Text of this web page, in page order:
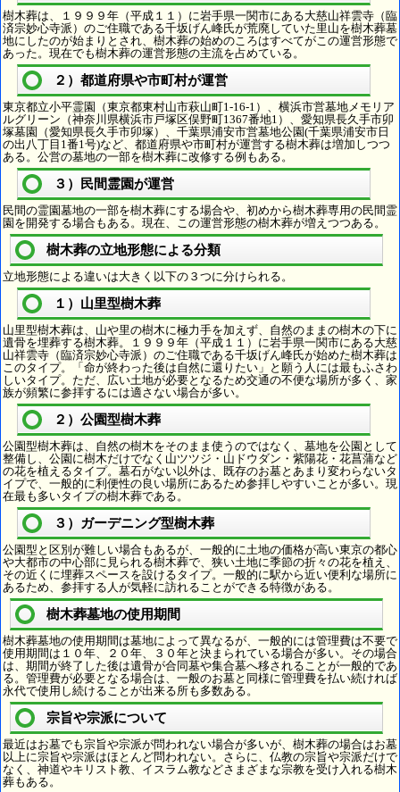
樹木葬は、１９９９年（平成１１）に岩手県一関市にある大慈山祥雲寺（臨
済宗妙心寺派）のご住職である千坂げん峰氏が荒廃していた里山を樹木葬墓
地にしたのが始まりとされ、樹木葬の始めのころはすべてがこの運営形態で
あった。現在でも樹木葬の運営形態の主流を占めている。
２）都道府県や市町村が運営
東京都立小平霊園（東京都東村山市萩山町1-16-1）、横浜市営墓地メモリア
ルグリーン（神奈川県横浜市戸塚区俣野町1367番地1）、愛知県長久手市卯
塚墓園（愛知県長久手市卯塚）、千葉県浦安市営墓地公園(千葉県浦安市日
の出八丁目1番1号)など、都道府県や市町村が運営する樹木葬は増加しつつ
ある。公営の墓地の一部を樹木葬に改修する例もある。
３）民間霊園が運営
民間の霊園墓地の一部を樹木葬にする場合や、初めから樹木葬専用の民間霊
園を開発する場合もある。現在、この運営形態の樹木葬が増えつつある。
樹木葬の立地形態による分類
立地形態による違いは大きく以下の３つに分けられる。
１）山里型樹木葬
山里型樹木葬は、山や里の樹木に極力手を加えず、自然のままの樹木の下に
遺骨を埋葬する樹木葬。１９９９年（平成１１）に岩手県一関市にある大慈
山祥雲寺（臨済宗妙心寺派）のご住職である千坂げん峰氏が始めた樹木葬は
このタイプ。「命が終わった後は自然に還りたい」と願う人には最もふさわ
しいタイプ。ただ、広い土地が必要となるため交通の不便な場所が多く、家
族が頻繁に参拝するには適さない場合が多い。
２）公園型樹木葬
公園型樹木葬は、自然の樹木をそのまま使うのではなく、墓地を公園として
整備し、公園に樹木だけでなく山ツツジ・山ドウダン・紫陽花・花菖蒲など
の花を植えるタイプ。墓石がない以外は、既存のお墓とあまり変わらないタ
イプで、一般的に利便性の良い場所にあるため参拝しやすいことが多い。現
在最も多いタイプの樹木葬である。
３）ガーデニング型樹木葬
公園型と区別が難しい場合もあるが、一般的に土地の価格が高い東京の都心
や大都市の中心部に見られる樹木葬で、狭い土地に季節の折々の花を植え、
その近くに埋葬スペースを設けるタイプ。一般的に駅から近い便利な場所に
あるため、参拝する人が気軽に訪れることができる特徴がある。
樹木葬墓地の使用期間
樹木葬墓地の使用期間は墓地によって異なるが、一般的には管理費は不要で
使用期間は１０年、２０年、３０年と決まられている場合が多い。その場合
は、期間が終了した後は遺骨が合同墓や集合墓へ移されることが一般的であ
る。管理費が必要となる場合は、一般のお墓と同様に管理費を払い続ければ
永代で使用し続けることが出来る所も多数ある。
宗旨や宗派について
最近はお墓でも宗旨や宗派が問われない場合が多いが、樹木葬の場合はお墓
以上に宗旨や宗派はほとんど問われない。さらに、仏教の宗旨や宗派だけで
なく、神道やキリスト教、イスラム教などさまざまな宗教を受け入れる樹木
葬もある。